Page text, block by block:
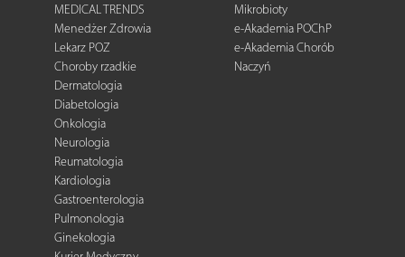
MEDICAL TRENDS
Menedżer Zdrowia
Lekarz POZ
Choroby rzadkie
Dermatologia
Diabetologia
Onkologia
Neurologia
Reumatologia
Kardiologia
Gastroenterologia
Pulmonologia
Ginekologia
Mikrobioty
e-Akademia POChP
e-Akademia Chorób
Naczyń